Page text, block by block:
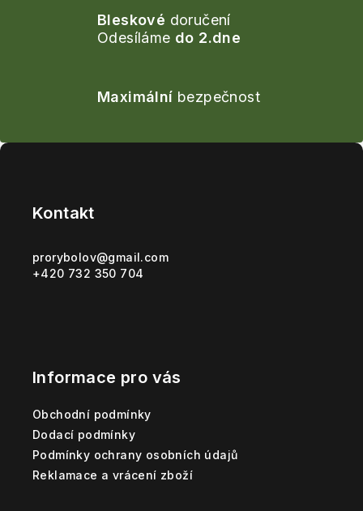
Bleskové doručení
Odesíláme do 2.dne
Maximální bezpečnost
Kontakt
prorybolov@gmail.com
+420 732 350 704
Informace pro vás
Obchodní podmínky
Dodací podmínky
Podmínky ochrany osobních údajů
Reklamace a vrácení zboží